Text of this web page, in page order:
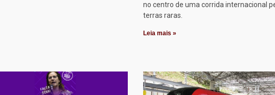
no centro de uma corrida internacional
terras raras.
Leia mais »